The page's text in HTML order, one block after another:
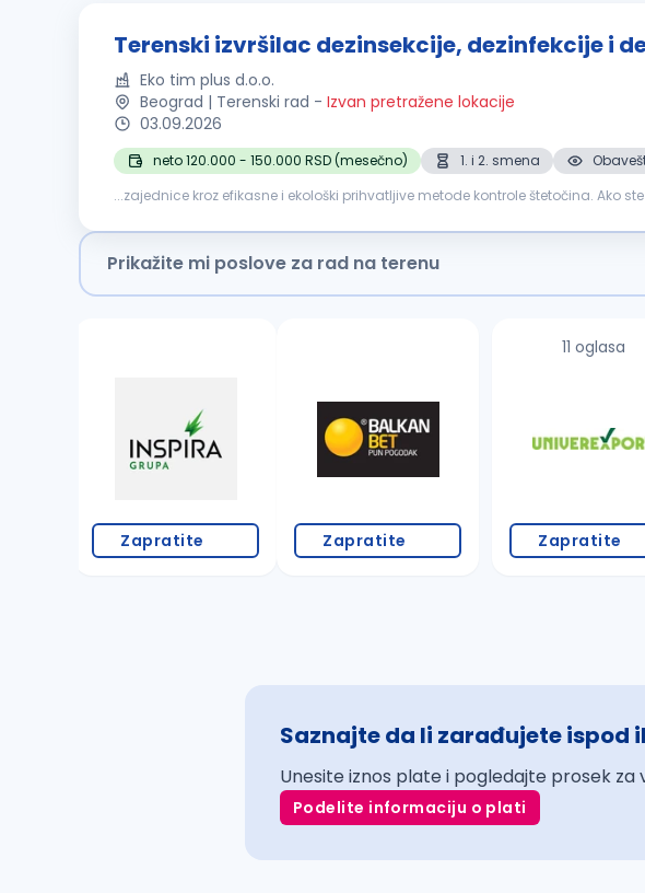
Terenski izvršilac dezinsekcije, dezinfekcije i
Eko tim plus d.o.o.
Beograd | Terenski rad - Izvan pretražene lokacije
03.09.2026
neto 120.000 - 150.000 RSD (mesečno) 1. i 2. smena
...zajednice kroz efikasne i ekološki prihvatljive metode kontrole štetočina. Ako
Prikažite mi poslove za rad na terenu
Zapratite Zapratite
11 oglasa
Zapratite
Saznajte da li zarađujete ispod
Unesite iznos plate i pogledajte prosek za
Podelite informaciju o plati